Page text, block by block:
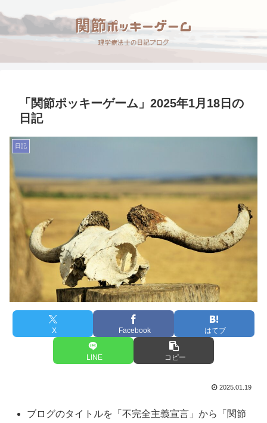
「関節ポッキーゲーム」2025年1月18日の
日記
日記
X Facebook はてブ
LINE コピー
2025.01.19
ブログのタイトルを「不完全主義宣言」から「関節